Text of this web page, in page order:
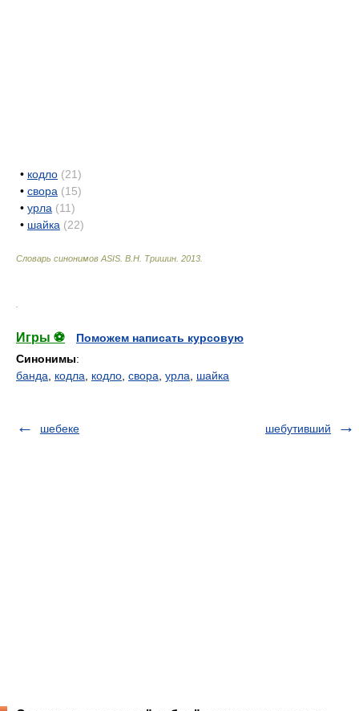
• кодло (21)
• свора (15)
• урла (11)
• шайка (22)
Словарь синонимов ASIS. В.Н. Тришин 2013
Игры ⚽
Поможем написать курсовую
Синонимы:
банда
кодла кодло свора урла шайка
шебеке шебутивший